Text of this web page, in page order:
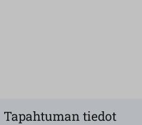
Tapahtuman tiedot